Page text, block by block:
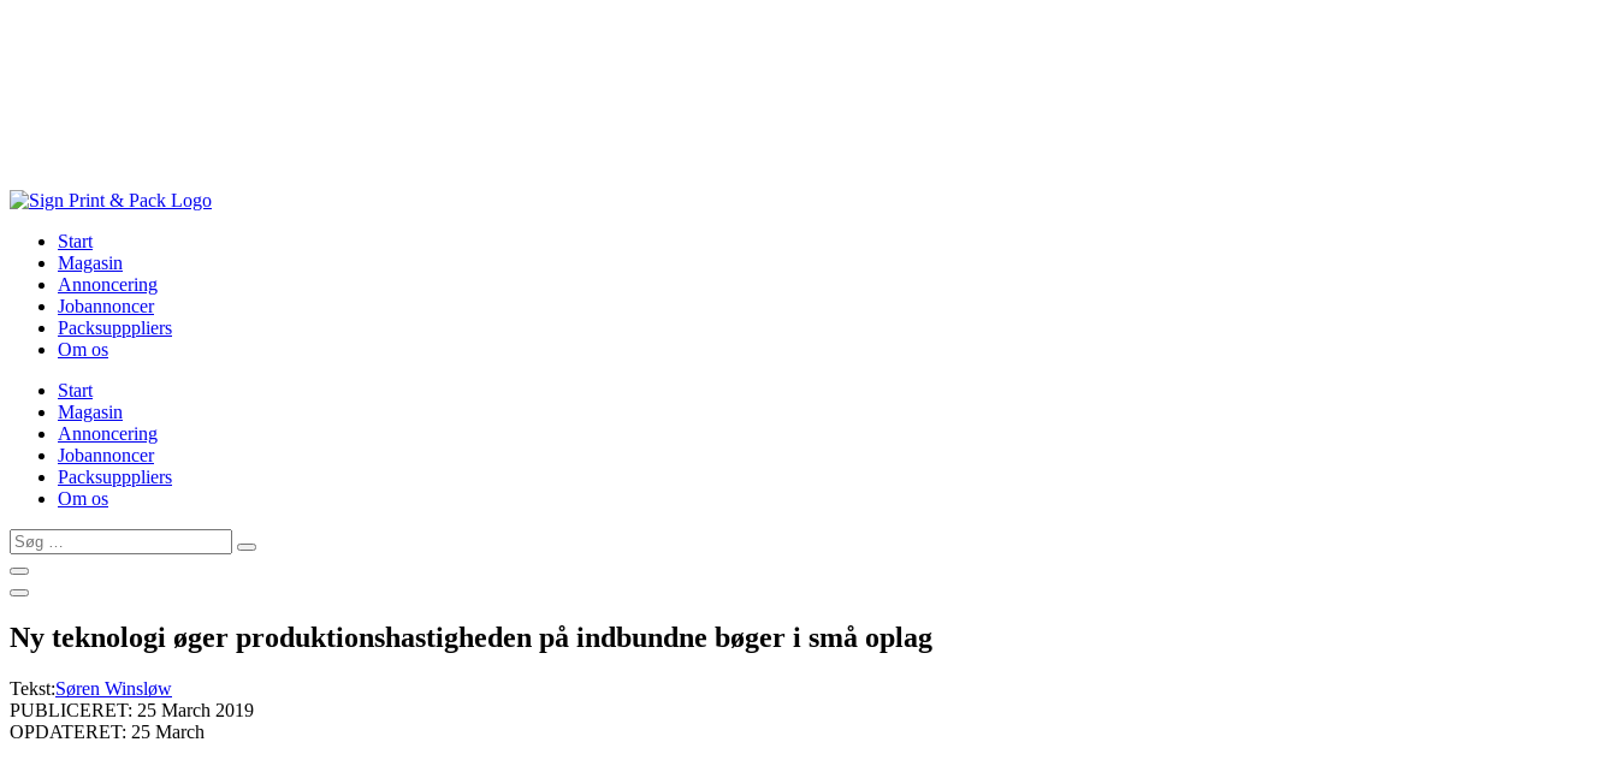
Start
Magasin
Annoncering
Jobannoncer
Packsupppliers
Om os
Start
Magasin
Annoncering
Jobannoncer
Packsupppliers
Om os
Søg
…
Ny teknologi øger produktionshastigheden på indbundne bøger i små oplag
Tekst:Søren Winsløw
PUBLICERET: 25 March 2019
OPDATERET: 25 March